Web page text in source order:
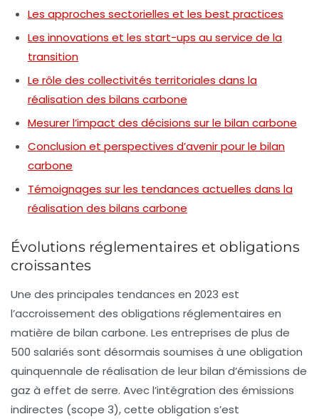
Les approches sectorielles et les best practices
Les innovations et les start-ups au service de la
transition
Le rôle des collectivités territoriales dans la
réalisation des bilans carbone
Mesurer l’impact des décisions sur le bilan carbone
Conclusion et perspectives d’avenir pour le bilan
carbone
Témoignages sur les tendances actuelles dans la
réalisation des bilans carbone
Évolutions réglementaires et obligations
croissantes
Une des principales tendances en 2023 est
l’accroissement des obligations réglementaires en
matière de bilan carbone. Les entreprises de plus de
500 salariés sont désormais soumises à une obligation
quinquennale de réalisation de leur bilan d’émissions de
gaz à effet de serre. Avec l’intégration des émissions
indirectes (scope 3), cette obligation s’est